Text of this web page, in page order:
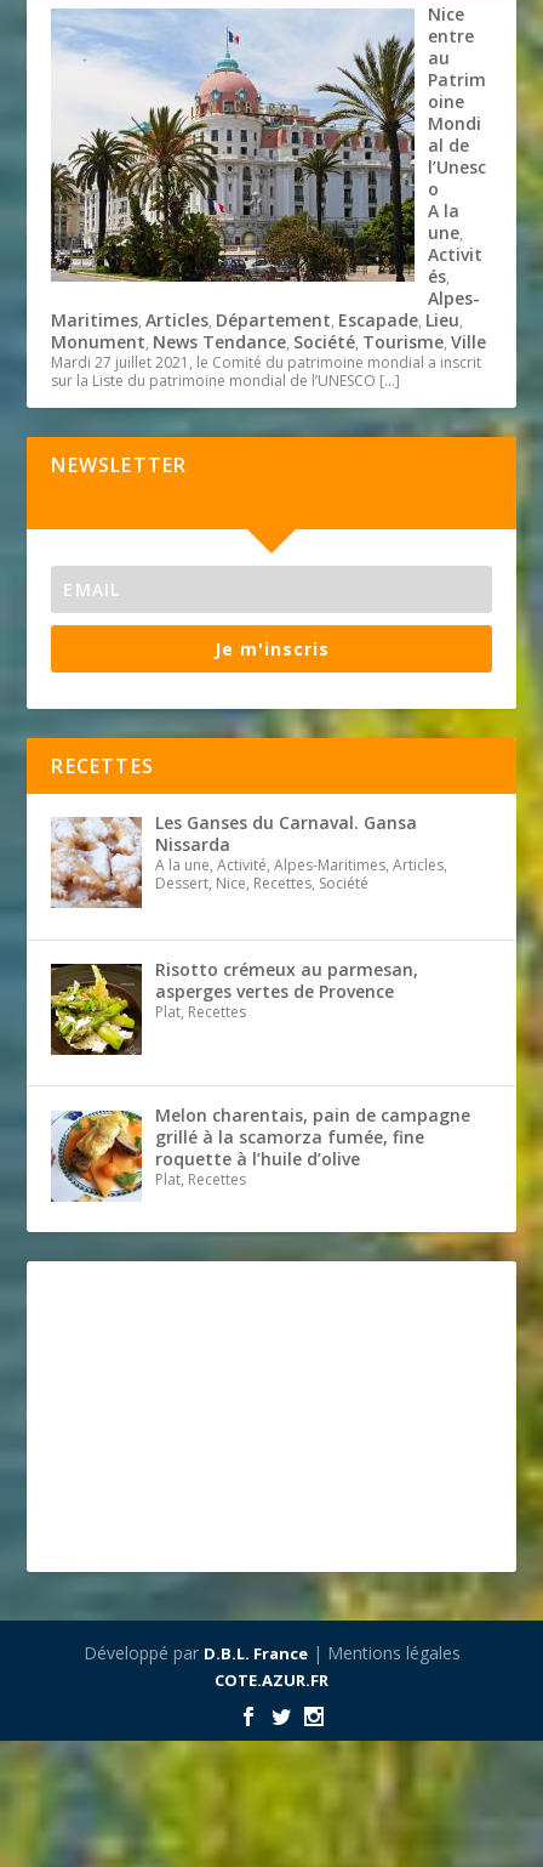
Nice
entre
au
Patrim
oine
Mondi
al de
l’Unesc
o
A la
une,
Activit
és,
Alpes-
Maritimes,Articles, Département, Escapade, Lieu,
Monument, News Tendance, Société, Tourisme,Ville
Mardi 27 juillet 2021, le Comité du patrimoine mondial a inscrit
sur la Liste du patrimoine mondial de l’UNESCO […]
NEWSLETTER
Je m'inscris
RECETTES
Les Ganses du Carnaval. Gansa
Nissarda
A la une, Activité, Alpes-Maritimes, Articles,
Dessert, Nice, Recettes, Société
Risotto crémeux au parmesan,
asperges vertes de Provence
Plat, Recettes
Melon charentais, pain de campagne
grillé à la scamorza fumée, fine
roquette à l’huile d’olive
Plat, Recettes
Développé par D.B.L. France| Mentions légales
COTE.AZUR.FR